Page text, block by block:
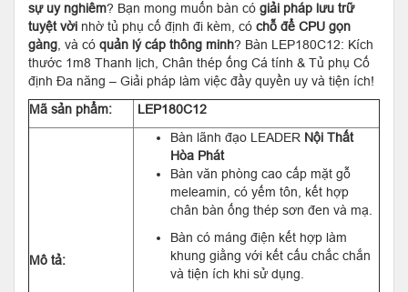
sự uy nghiêm? Bạn mong muốn bàn có giải pháp lưu trữ
tuyệt vời nhờ tủ phụ cố định đi kèm, có chỗ để CPU gọn
gàng , và có quản lý cáp thông minh? Bàn LEP180C12: Kích
thước 1m8 Thanh lịch, Chân thép ống Cá tính & Tủ phụ Cố
định Đa năng – Giải pháp làm việc đầy quyền uy và tiện ích!
Mã sản phẩm:
LEP180C12
Mô tả:
Bàn lãnh đạo LEADER Nội Thất
Hòa Phát
Bàn văn phòng cao cấp mặt gỗ
meleamin, có yếm tôn, kết hợp
chân bàn ống thép sơn đen và mạ.
Bàn có máng điện kết hợp làm
khung giằng với kết cấu chắc chắn
và tiện ích khi sử dụng.